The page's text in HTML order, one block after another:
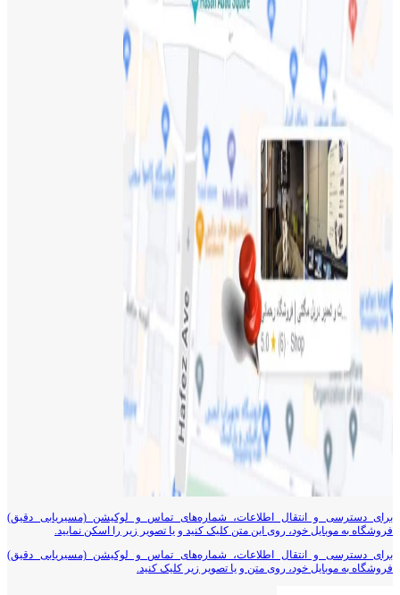
برای دسترسی و انتقال اطلاعات، شماره‌های تماس و لوکیشن (مسیریابی دقیق)
فروشگاه به موبایل خود، روی این متن کلیک کنید و یا تصویر زیر را اسکن نمایید.
برای دسترسی و انتقال اطلاعات، شماره‌های تماس و لوکیشن (مسیریابی دقیق)
فروشگاه به موبایل خود، روی متن و یا تصویر زیر کلیک کنید.